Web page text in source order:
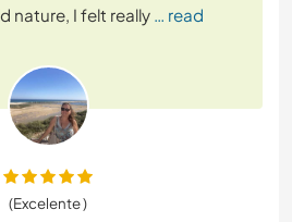
nature, I felt really … read
(Excelente )